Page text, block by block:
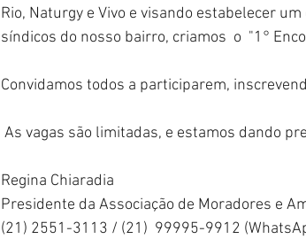
Rio, Naturgy e Vivo e visando estabelecer
síndicos do nosso bairro, criamos  o  "1°
Convidamos todos a participarem,
As vagas são limitadas, e estamos dando
Regina Chiaradia
Presidente da Associação de Moradores e
(21) 2551-3113 / (21)  99995-9912